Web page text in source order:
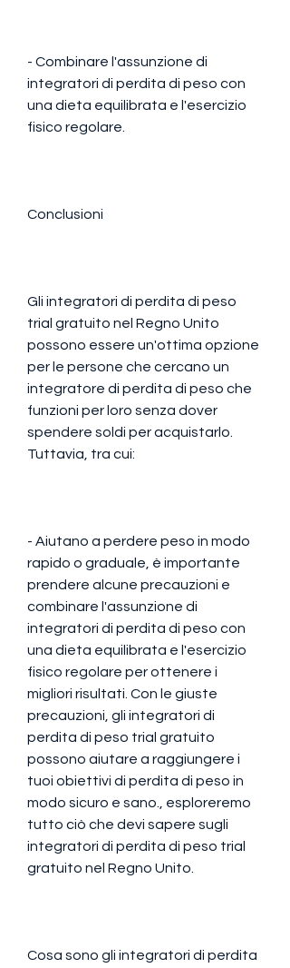
- Combinare l'assunzione di
integratori di perdita di peso con
una dieta equilibrata e l'esercizio
fisico regolare.
Conclusioni
Gli integratori di perdita di peso
trial gratuito nel Regno Unito
possono essere un'ottima opzione
per le persone che cercano un
integratore di perdita di peso che
funzioni per loro senza dover
spendere soldi per acquistarlo.
Tuttavia, tra cui:
- Aiutano a perdere peso in modo
rapido o graduale, è importante
prendere alcune precauzioni e
combinare l'assunzione di
integratori di perdita di peso con
una dieta equilibrata e l'esercizio
fisico regolare per ottenere i
migliori risultati. Con le giuste
precauzioni, gli integratori di
perdita di peso trial gratuito
possono aiutare a raggiungere i
tuoi obiettivi di perdita di peso in
modo sicuro e sano., esploreremo
tutto ciò che devi sapere sugli
integratori di perdita di peso trial
gratuito nel Regno Unito.
Cosa sono gli integratori di perdita